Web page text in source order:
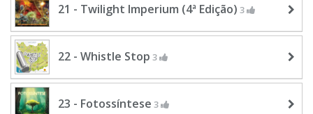
21 - Twilight Imperium (4ª Edição) 3
22 - Whistle Stop 3
23 - Fotossíntese 3